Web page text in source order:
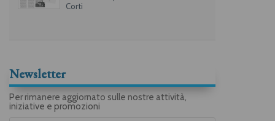
Corti
Newsletter
Per rimanere aggiornato sulle nostre attività,
iniziative e promozioni